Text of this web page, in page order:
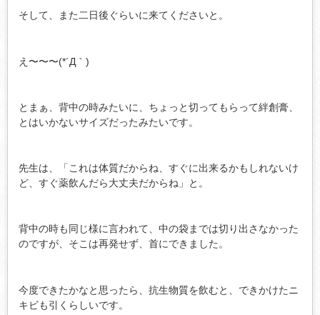
そして、また二日後ぐらいに来てくださいと。
え〜〜〜(*´Д｀)
とまぁ、背中の時みたいに、ちょっと切ってもらって絆創膏、
とはいかないサイズだったみたいです。
先生は、「これは体質だからね、すぐに出来るかもしれないけ
ど、すぐ薬飲んだら大丈夫だからね」と。
背中の時も同じ様に言われて、中の袋までは切り出さなかった
のですが、そこは再発せず、首にできました。
今度できたかなと思ったら、抗生物質を飲むと、できかけたニ
キビも引くらしいです。